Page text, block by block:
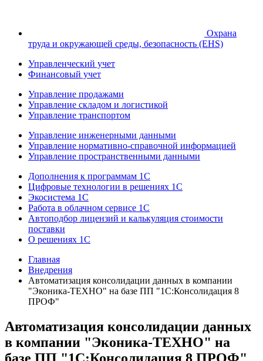
Охрана
труда и окружающей среды, безопасность (EHS)
Управленческий учет
Финансовый учет
Управление продажами
Управление складом и логистикой
Управление транспортом
Управление инженерными данными
Управление нормативно-справочной информацией
Управление пространственными данными
Дополнения к программам 1С
Цифровые технологии в решениях 1С
Экосистема 1С
Работа в облачном сервисе 1С
Автоподбор лицензий и калькуляция стоимости
поставки
О решениях 1С
Главная
Внедрения
Автоматизация консолидации данных в компании
"Эконика-ТЕХНО" на базе ПП "1С:Консолидация 8
ПРОФ"
Автоматизация консолидации данных
в компании "Эконика-ТЕХНО" на